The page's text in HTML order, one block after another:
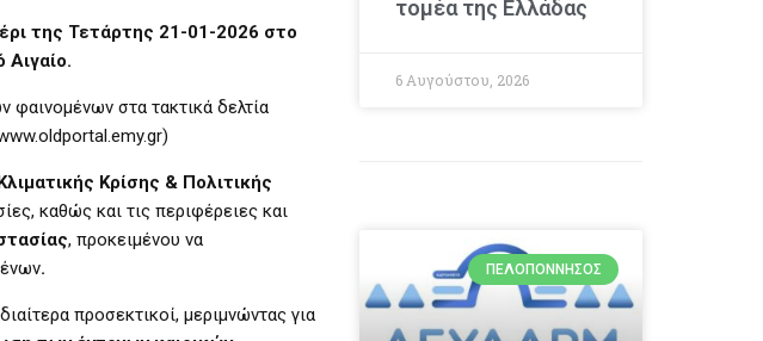
της Τετάρτης 21-01-2026 στο
Αιγαίο.
φαινομένων στα τακτικά δελτία
Κρίσης & Πολιτικής
καθώς και τις περιφέρειες και
, προκειμένου να
.
προσεκτικοί, μεριμνώντας για
τομέα της Ελλάδας
6 Αυγούστου, 2026
ΠΕΛΟΠΌΝΝΗΣΟΣ